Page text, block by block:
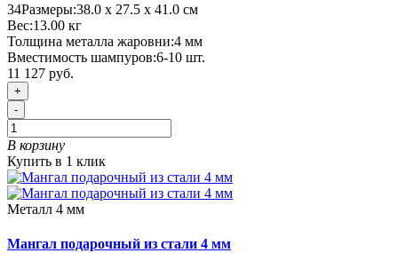
34Размеры:38.0 х 27.5 х 41.0 см
Вес:13.00 кг
Толщина металла жаровни:4 мм
Вместимость шампуров:6-10 шт.
11 127 руб.
+
-
В корзину
Купить в 1 клик
Металл 4 мм
Мангал подарочный из стали 4 мм